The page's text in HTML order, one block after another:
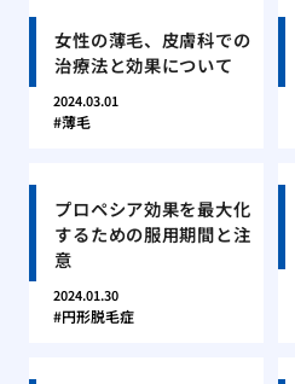
女性の薄毛、皮膚科での
治療法と効果について
2024.03.01
薄毛
プロペシア効果を最大化
するための服用期間と注
意
2024.01.30
円形脱毛症